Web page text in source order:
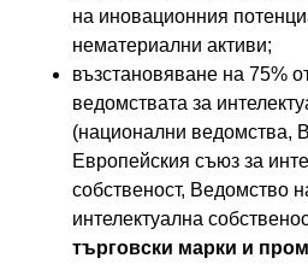
на иновационния
нематериални активи;
възстановяване на 75%
ведомствата за
(национални ведомства,
Европейския съюз за
собственост, Ведомство
интелектуална
търговски марки и